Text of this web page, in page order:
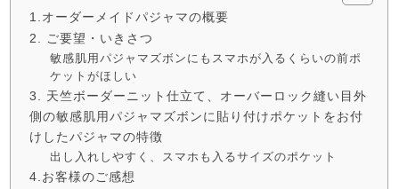
1.オーダーメイドパジャマの概要
2. ご要望・いきさつ
敏感肌用パジャマズボンにもスマホが入るくらいの前ポ
ケットがほしい
3. 天竺ボーダーニット仕立て、オーバーロック縫い目外
側の敏感肌用パジャマズボンに貼り付けポケットをお付
けしたパジャマの特徴
出し入れしやすく、スマホも入るサイズのポケット
4.お客様のご感想